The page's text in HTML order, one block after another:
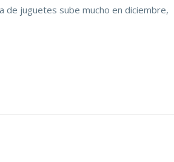
de juguetes sube mucho en diciembre,